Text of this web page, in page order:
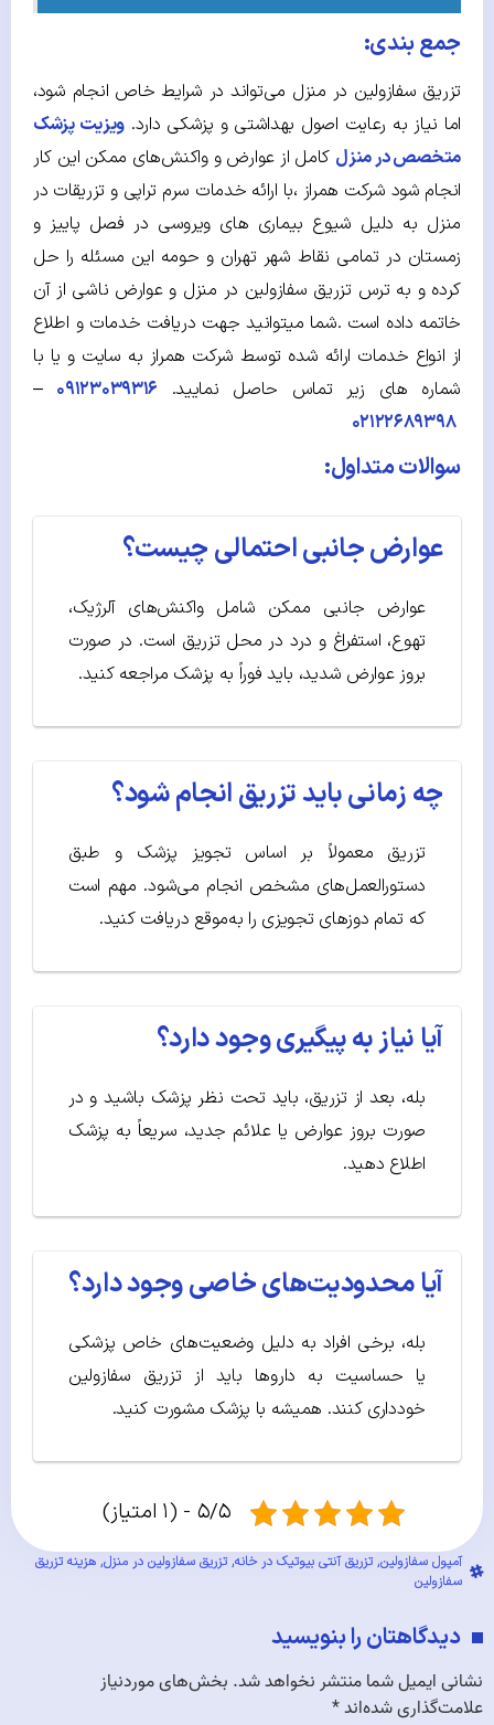
جمع بندی:
تزریق سفازولین در منزل می‌تواند در شرایط خاص انجام شود،
اما نیاز به رعایت اصول بهداشتی و پزشکی دارد. ویزیت پزشک
متخصص در منزل کامل از عوارض و واکنش‌های ممکن این کار
انجام شود شرکت همراز ،با ارائه خدمات سرم تراپی و تزریقات در
منزل به دلیل شیوع بیماری های ویروسی در فصل پاییز و
زمستان در تمامی نقاط شهر تهران و حومه این مسئله را حل
کرده و به ترس تزریق سفازولین در منزل و عوارض ناشی از آن
خاتمه داده است .شما می­توانید جهت دریافت خدمات و اطلاع
از انواع خدمات ارائه شده توسط شرکت همراز به سایت و یا با
شماره های زیر تماس حاصل نمایید. ۰۹۱۲۳۰۳۹۳۱۶ –
۰۲۱۲۲۶۸۹۳۹۸
سوالات متداول:
عوارض جانبی احتمالی چیست؟
عوارض جانبی ممکن شامل واکنش‌های آلرژیک،
تهوع، استفراغ و درد در محل تزریق است. در صورت
بروز عوارض شدید، باید فوراً به پزشک مراجعه کنید.
چه زمانی باید تزریق انجام شود؟
تزریق معمولاً بر اساس تجویز پزشک و طبق
دستورالعمل‌های مشخص انجام می‌شود. مهم است
که تمام دوزهای تجویزی را به‌موقع دریافت کنید.
آیا نیاز به پیگیری وجود دارد؟
بله، بعد از تزریق، باید تحت نظر پزشک باشید و در
صورت بروز عوارض یا علائم جدید، سریعاً به پزشک
اطلاع دهید.
آیا محدودیت‌های خاصی وجود دارد؟
بله، برخی افراد به دلیل وضعیت‌های خاص پزشکی
یا حساسیت به داروها باید از تزریق سفازولین
خودداری کنند. همیشه با پزشک مشورت کنید.
۵/۵ - (۱ امتیاز)
آمپول سفازولین,تزریق آنتی بیوتیک در خانه,تزریق سفازولین در منزل, هزینه تزریق
سفازولین
دیدگاهتان را بنویسید
نشانی ایمیل شما منتشر نخواهد شد. بخش‌های موردنیاز
علامت‌گذاری شده‌اند*